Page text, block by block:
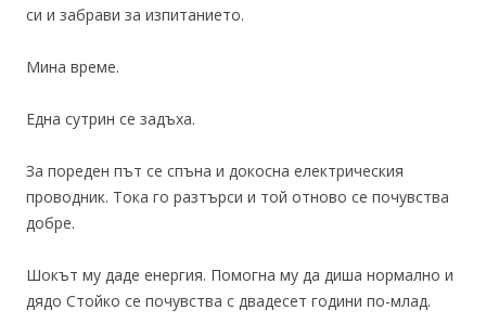
си и забрави за изпитанието.
Мина време.
Една сутрин се задъха.
За пореден път се спъна и докосна електрическия
проводник. Тока го разтърси и той отново се почувства
добре.
Шокът му даде енергия. Помогна му да диша нормално и
дядо Стойко се почувства с двадесет години по-млад.